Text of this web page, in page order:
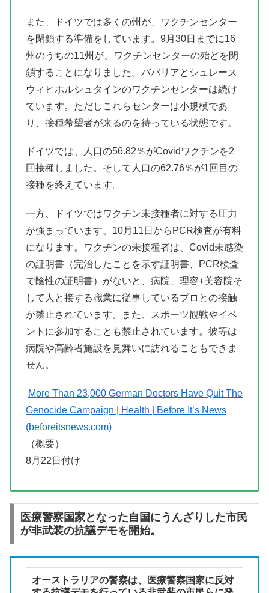
また、ドイツでは多くの州が、ワクチンセンター
を閉鎖する準備をしています。9月30日までに16
州のうちの11州が、ワクチンセンターの殆どを閉
鎖することになりました。ババリアとシュレース
ウィヒホルシュタインのワクチンセンターは続け
ています。ただしこれらセンターは小規模であ
り、接種希望者が来るのを待っている状態です。
ドイツでは、人口の56.82％がCovidワクチンを2
回接種しました。そして人口の62.76％が1回目の
接種を終えています。
一方、ドイツではワクチン未接種者に対する圧力
が強まっています。10月11日からPCR検査が有料
になります。ワクチンの未接種者は、Covid未感染
の証明書（完治したことを示す証明書、PCR検査
で陰性の証明書）がないと、病院、理容+美容院そ
して人と接する職業に従事しているプロとの接触
が禁止されています。また、スポーツ観戦やイベ
ントに参加することも禁止されています。彼等は
病院や高齢者施設を見舞いに訪れることもできま
せん。
More Than 23,000 German Doctors Have Quit The
Genocide Campaign | Health | Before It’s News
(beforeitsnews.com)
（概要）
8月22日付け
医療警察国家となった自国にうんざりした市民
が非武装の抗議デモを開始。
オーストラリアの警察は、医療警察国家に反対